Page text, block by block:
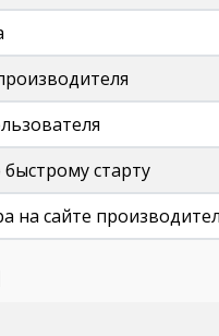
старту
на сайте